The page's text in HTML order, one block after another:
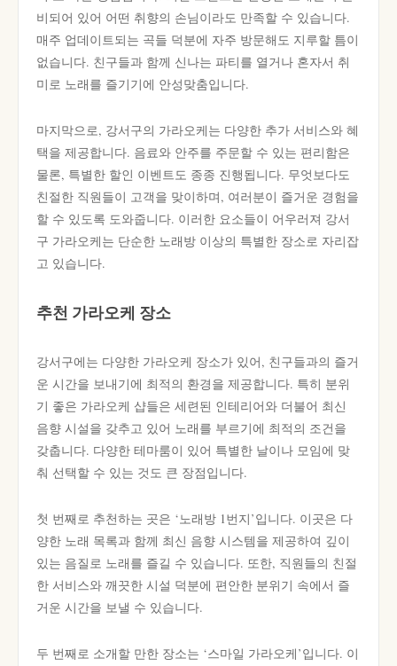
비되어 있어 어떤 취향의 손님이라도 만족할 수 있습니다.
매주 업데이트되는 곡들 덕분에 자주 방문해도 지루할 틈이
없습니다. 친구들과 함께 신나는 파티를 열거나 혼자서 취
미로 노래를 즐기기에 안성맞춤입니다.
마지막으로, 강서구의 가라오케는 다양한 추가 서비스와 혜
택을 제공합니다. 음료와 안주를 주문할 수 있는 편리함은
물론, 특별한 할인 이벤트도 종종 진행됩니다. 무엇보다도
친절한 직원들이 고객을 맞이하며, 여러분이 즐거운 경험을
할 수 있도록 도와줍니다. 이러한 요소들이 어우러져 강서
구 가라오케는 단순한 노래방 이상의 특별한 장소로 자리잡
고 있습니다.
추천 가라오케 장소
강서구에는 다양한 가라오케 장소가 있어, 친구들과의 즐거
운 시간을 보내기에 최적의 환경을 제공합니다. 특히 분위
기 좋은 가라오케 샵들은 세련된 인테리어와 더불어 최신
음향 시설을 갖추고 있어 노래를 부르기에 최적의 조건을
갖춥니다. 다양한 테마룸이 있어 특별한 날이나 모임에 맞
춰 선택할 수 있는 것도 큰 장점입니다.
첫 번째로 추천하는 곳은 ‘노래방 1번지’입니다. 이곳은 다
양한 노래 목록과 함께 최신 음향 시스템을 제공하여 깊이
있는 음질로 노래를 즐길 수 있습니다. 또한, 직원들의 친절
한 서비스와 깨끗한 시설 덕분에 편안한 분위기 속에서 즐
거운 시간을 보낼 수 있습니다.
두 번째로 소개할 만한 장소는 ‘스마일 가라오케’입니다. 이